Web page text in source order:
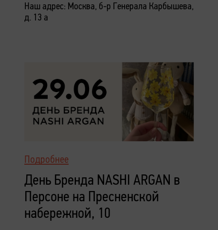
Наш адрес: Москва, б-р Генерала Карбышева,
д. 13 а
Подробнее
День Бренда NASHI ARGAN в
Персоне на Пресненской
набережной, 10